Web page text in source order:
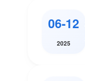
06-12
2025